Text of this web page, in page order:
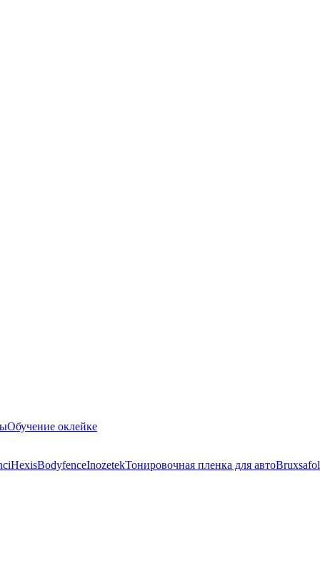
Обучение оклейке
HexisBodyfenceInozetekТонировочная пленка для автоBruxsafol